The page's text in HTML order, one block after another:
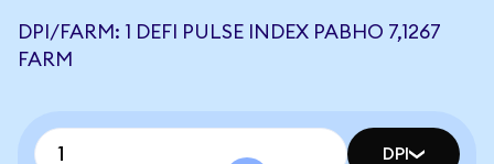
DPI/FARM: 1 DEFI PULSE INDEX РАВНО 7,1267
FARM
DPI